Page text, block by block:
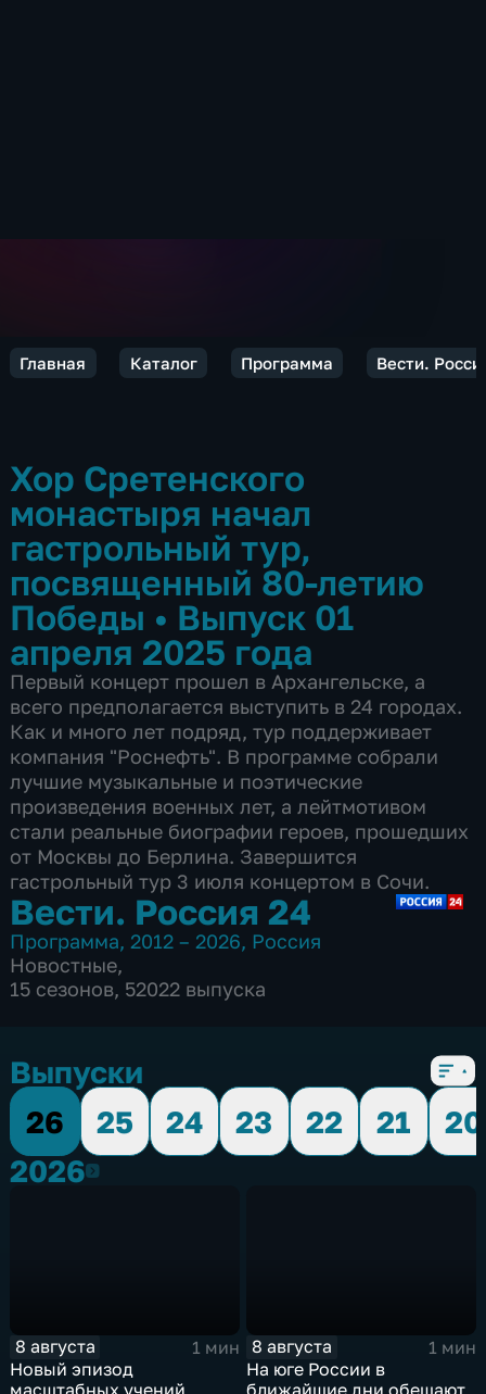
Главная Каталог Программа Вести.
Хор Сретенского
монастыря начал
гастрольный тур,
посвященный 80-летию
Победы • Выпуск 01
апреля 2025 года
Первый концерт прошел в Архангельске, а
всего предполагается выступить в 24 городах.
Как и много лет подряд, тур поддерживает
компания "Роснефть". В программе собрали
лучшие музыкальные и поэтические
произведения военных лет, а лейтмотивом
стали реальные биографии героев, прошедших
от Москвы до Берлина. Завершится
гастрольный тур 3 июля концертом в Сочи.
Вести. Россия 24
Программа, 2012 – 2026, Россия
Новостные,
15 сезонов, 52022 выпуска
Выпуски
26
25 24 23 22 21
20
20262026
8 августа
1 мин
Новый эпизод
масштабных учений
8 августа
1 мин
На юге России в
ближайшие дни обещают